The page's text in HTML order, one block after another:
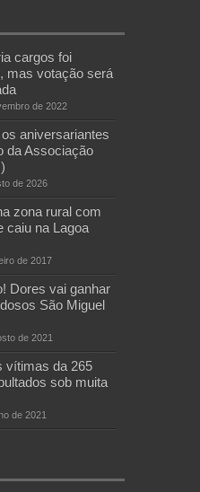
cargos foi
mas votação será
de 2022
aniversariantes
da Associação
de 2026
zona rural com
caiu na Lagoa
de 2017
Dores vai ganhar
São Miguel
de 2021
vítimas da 265
sob muita
de 2021